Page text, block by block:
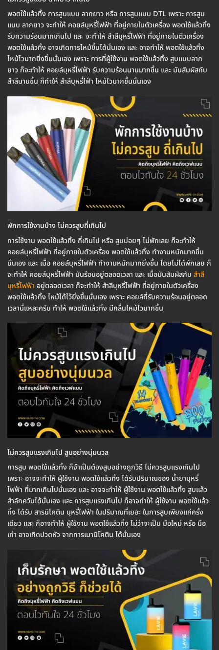
พอตใช้แล้วทิ้ง การสูบแบบ ลากยาว หรือ การสูบแบบ DTL เพราะ การสูบ
แบบ ลากยาว จะทำให้ คอยล์บุหรี่ไฟฟ้า ที่อยู่ภายในตัวเครื่อง พอตใช้แล้วทิ้ง
รับความร้อนมากเกินไป และ จะทำให้ สำลีบุหรี่ไฟฟ้า ที่อยู่ภายในตัวเครื่อง
พอตใช้แล้วทิ้ง อาจเกิดการไหม้ขึ้นได้นั่นเอง และ อาจทำให้ พอตใช้แล้วทิ้ง
ไหม้ไวมากยิ่งขึ้นนั่นเอง เพราะ การที่ผู้ใช้งาน พอตใช้แล้วทิ้ง สูบแบบลาก
ยาว ก็จะทำให้ คอยล์บุหรี่ไฟฟ้า รับความร้อนนานมากขึ้น และ มันสัมผัสกับ
สำลีนานขึ้น ก็ทำให้ สำลีบุหรี่ไฟ้า ไหม้ไวมากขึ้นนั่นเอง
พักการใช้งานบ้าง ไม่ควรสูบถี่เกินไป
การใช้งาน พอตใช้แล้วทิ้ง ถี่เกินไป หรือ สูบบ่อยๆ ไม่พักเลย ก็จะทำให้
คอยล์บุหรี่ไฟฟ้า ที่อยู่ภายในตัวเครื่อง พอตใช้แล้วทิ้ง ทำงานหนักมากขึ้น
นั่นเอง และ เมื่อ คอยล์บุหรี่ไฟฟ้า ทำงานหนักมากยิ่งขึ้น โดยไม่ได้พักเลย ก็
จะทำให้ คอยล์บุหรี่ไฟฟ้า มันร้อนอยู่ตลอดเวลา และ เมื่อมันสัมผัสกับ สำลี
บุหรี่ไฟฟ้า อยู่ตลอดเวลา ก็จะทำให้ สำลีบุหรี่ไฟฟ้า ที่อยู่ภายในตัวเครื่อง
พอตใช้แล้วทิ้ง ไหม้ได้ไว้ยิ่งขึ้นนั่นเอง เพราะ คอยล์ที่รับความร้อนอยู่ตลอด
เวลานี่แหละครับ ทำให้ พอตใช้แล้วทิ้ง มีกลื่นไหม้ไวมากขึ้น
ไม่ควรสูบแรงเกินไป สูบอย่างนุ่มนวล
การสูบ พอตใช้แล้วทิ้ง ก็จำเป็นต้องสูบอย่างถูกวิธี ไม่ควรสูบแรงเกินไป
เพราะ อาจจะทำให้ ผู้ใช้งาน พอตใช้แล้วทิ้ง ได้รับปริมาณของ น้ำยาบุหรี่
ไฟฟ้า ที่มากเกินไปนั่นเอง และ อาจจะทำให้ ผู้ใช้งาน พอตใช้แล้วทิ้ง สูบแล้ว
สำลักควันได้นั่นเอง และ การสูบแรงเกินไป ก็อาจทำให้ ผู้ใช้งาน พอตใช้แล้ว
ทิ้ง ได้รับ สารนิโคติน บุหรี่ไฟฟ้า ในปริมาณที่เยอะ ในการสูบเพียงแค่ครั้ง
เดียว และ ก็อาจทำให้ ผู้ใช้งาน พอตใช้แล้วทิ้ง ไม่ว่าจะเป็น มือใหม่ หรือ มือ
เก่า อาจเกิดปวดหัว จากการเมานิโคติน ได้นั่นเอง